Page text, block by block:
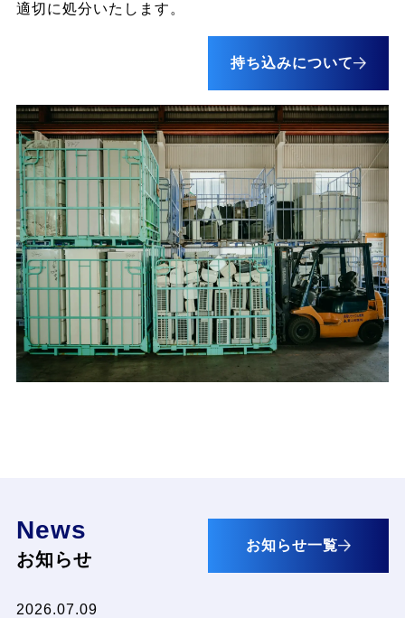
適切に処分いたします。
持ち込みについて
News
お知らせ
お知らせ一覧
2026.07.09